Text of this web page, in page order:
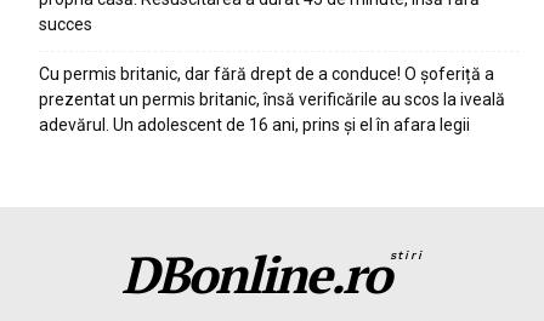
succes
Cu permis britanic, dar fără drept de a conduce! O șoferiță a
prezentat un permis britanic, însă verificările au scos la iveală
adevărul. Un adolescent de 16 ani, prins și el în afara legii
DBonline.rostiri